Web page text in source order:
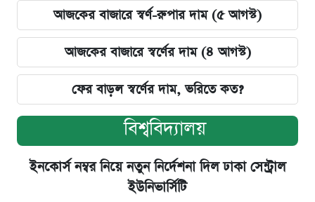
আজকের বাজারে স্বর্ণ-রুপার দাম (৫ আগস্ট)
আজকের বাজারে স্বর্ণের দাম (৪ আগস্ট)
ফের বাড়ল স্বর্ণের দাম, ভরিতে কত?
বিশ্ববিদ্যালয়
ইনকোর্স নম্বর নিয়ে নতুন নির্দেশনা দিল ঢাকা সেন্ট্রাল
ইউনিভার্সিটি